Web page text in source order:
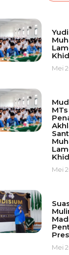
Mei
Mei
Mei